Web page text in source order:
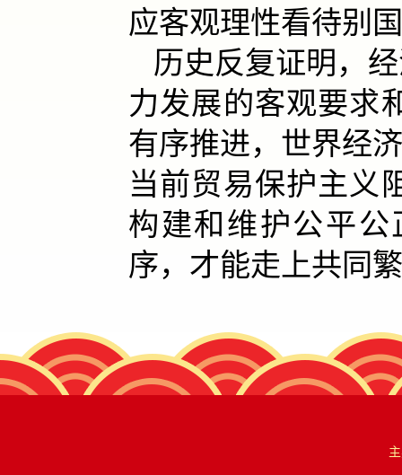
应客观理性看待别
历史反复证明，
力发展的客观要求
有序推进，世界经
当前贸易保护主义
构建和维护公平
序，才能走上共同